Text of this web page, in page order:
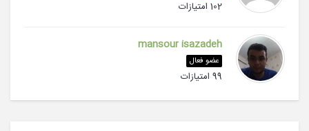
102 امتیازات
mansour isazadeh
عضو فعال
99 امتیازات